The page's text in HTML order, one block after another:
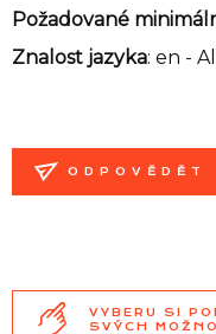
Požadované
Znalost jazyka: en -
ODPOVĚDĚT
VYBERU SI
SVÝCH